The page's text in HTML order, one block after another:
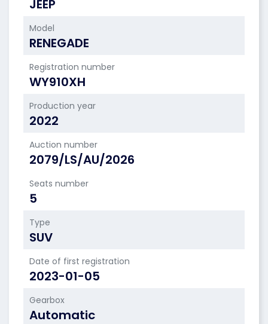
JEEP
Model
RENEGADE
Registration number
WY910XH
Production year
2022
Auction number
2079/LS/AU/2026
Seats number
5
Type
SUV
Date of first registration
2023-01-05
Gearbox
Automatic